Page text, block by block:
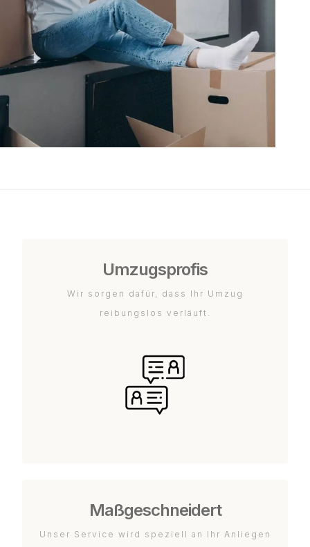
Umzugsprofis
Wir sorgen dafür, dass Ihr Umzug
reibungslos verläuft.
Maßgeschneidert
Unser Service wird speziell an Ihr Anliegen